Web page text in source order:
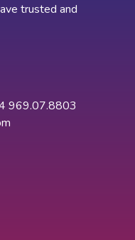
trusted and
969.07.8803